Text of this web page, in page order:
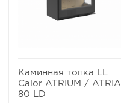
Каминная топка LL
Calor ATRIUM / ATRIA
80 LD